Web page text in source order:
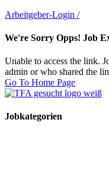
Arbeitgeber-Login /
We're Sorry Opps! Job
Unable to access the link.
admin or who shared the
Go To Home Page
Jobkategorien